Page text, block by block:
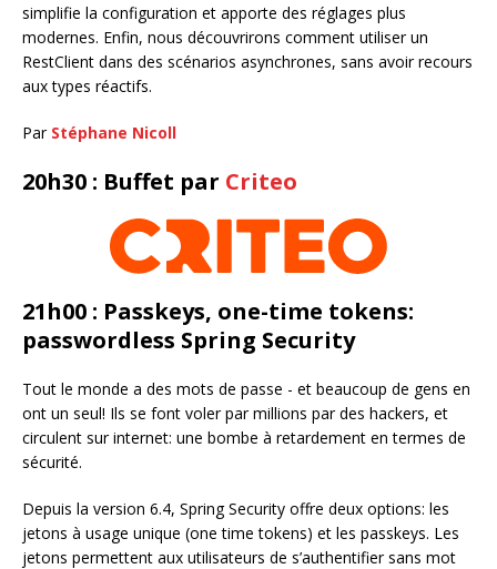
simplifie la configuration et apporte des réglages plus
modernes. Enfin, nous découvrirons comment utiliser un
RestClient dans des scénarios asynchrones, sans avoir recours
aux types réactifs.
Par Stéphane Nicoll
20h30 : Buffet par Criteo
21h00 : Passkeys, one-time tokens:
passwordless Spring Security
Tout le monde a des mots de passe - et beaucoup de gens en
ont un seul! Ils se font voler par millions par des hackers, et
circulent sur internet: une bombe à retardement en termes de
sécurité.
Depuis la version 6.4, Spring Security offre deux options: les
jetons à usage unique (one time tokens) et les passkeys. Les
jetons permettent aux utilisateurs de s’authentifier sans mot